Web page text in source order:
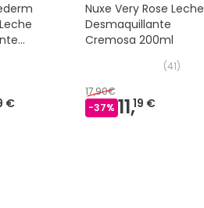
€
Nuxe Very Rose Leche
Desmaquillante
Cremosa 200ml
(41)
17,90€
-37% 11,19 €